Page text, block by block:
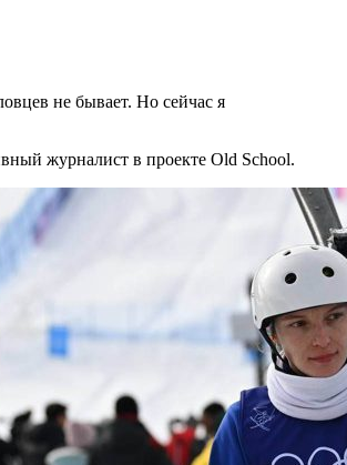
не бывает. Но сейчас я
журналист в проекте Old School.